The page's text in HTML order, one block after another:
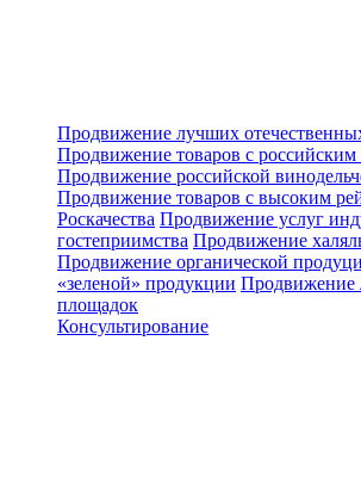
Продвижение лучших
Продвижение товаров с российским
Продвижение российской
Продвижение товаров с высоким
Роскачества Продвижение услуг
гостеприимства Продвижение
Продвижение органической
«зеленой» продукции Продвижение
площадок
Консультирование